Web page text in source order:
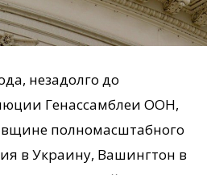
незадолго до
Генассамблеи ООН,
полномасштабного
в Украину, Вашингтон в